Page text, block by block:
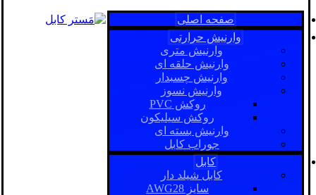
صفحه اصلی
وارنیش حرارتی
وارنیش متری
وارنیش حلقه ای
وارنیش چسبدار
وارنیش نسوز
روکش PVC
روکش سیلیکون
وارنیش بسته ای
جوراب کابل
کابل
کابل شیلد دار
سایز AWG28